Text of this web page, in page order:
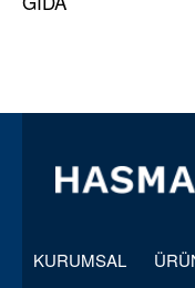
KURUMSAL